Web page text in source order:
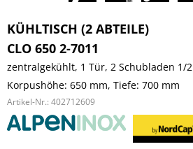
KÜHLTISCH (2 ABTEILE)
CLO 650 2-7011
zentralgekühlt, 1 Tür, 2 Schubladen 1/2
Korpushöhe: 650 mm, Tiefe: 700 mm
Artikel-Nr.: 402712609